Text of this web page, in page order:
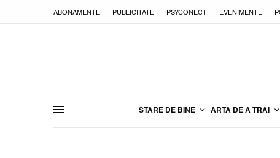
ABONAMENTE PUBLICITATE PSYCONECT EVENIMENTE
STARE DE BINE ARTA DE A TRAI